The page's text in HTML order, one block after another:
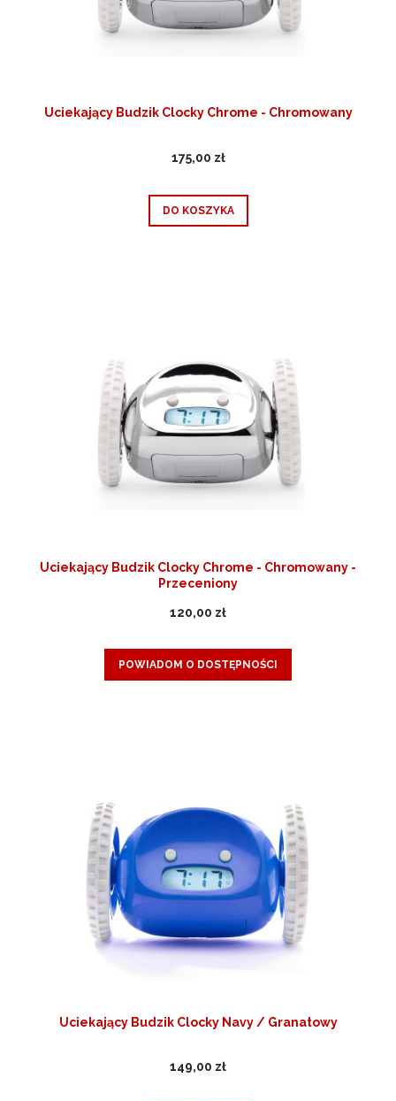
Uciekający Budzik Clocky Chrome - Chromowany
175,00 zł
DO KOSZYKA
Uciekający Budzik Clocky Chrome - Chromowany -
Przeceniony
120,00 zł
POWIADOM O DOSTĘPNOŚCI
Uciekający Budzik Clocky Navy / Granatowy
149,00 zł